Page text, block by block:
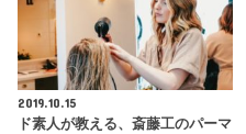
2019.10.15
ド素人が教える、斎藤工のパーマ